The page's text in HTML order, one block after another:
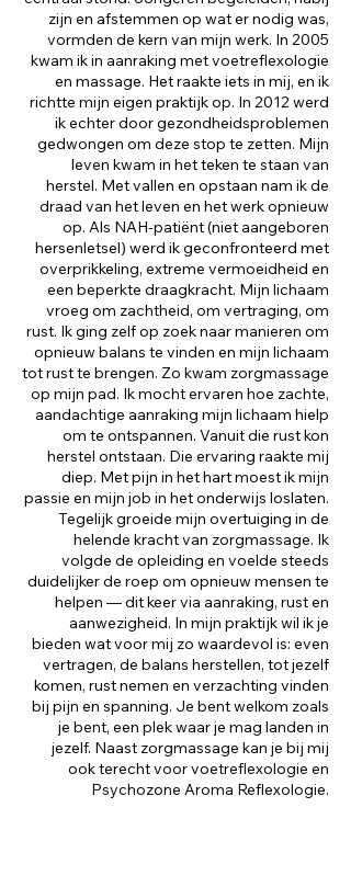
zijn en afstemmen op wat er nodig was,
vormden de kern van mijn werk. In 2005
kwam ik in aanraking met voetreflexologie
en massage. Het raakte iets in mij, en ik
richtte mijn eigen praktijk op. In 2012 werd
ik echter door gezondheidsproblemen
gedwongen om deze stop te zetten. Mijn
leven kwam in het teken te staan van
herstel. Met vallen en opstaan nam ik de
draad van het leven en het werk opnieuw
op. Als NAH-patiënt (niet aangeboren
hersenletsel) werd ik geconfronteerd met
overprikkeling, extreme vermoeidheid en
een beperkte draagkracht. Mijn lichaam
vroeg om zachtheid, om vertraging, om
rust. Ik ging zelf op zoek naar manieren om
opnieuw balans te vinden en mijn lichaam
tot rust te brengen. Zo kwam zorgmassage
op mijn pad. Ik mocht ervaren hoe zachte,
aandachtige aanraking mijn lichaam hielp
om te ontspannen. Vanuit die rust kon
herstel ontstaan. Die ervaring raakte mij
diep. Met pijn in het hart moest ik mijn
passie en mijn job in het onderwijs loslaten.
Tegelijk groeide mijn overtuiging in de
helende kracht van zorgmassage. Ik
volgde de opleiding en voelde steeds
duidelijker de roep om opnieuw mensen te
helpen — dit keer via aanraking, rust en
aanwezigheid. In mijn praktijk wil ik je
bieden wat voor mij zo waardevol is: even
vertragen, de balans herstellen, tot jezelf
komen, rust nemen en verzachting vinden
bij pijn en spanning. Je bent welkom zoals
je bent, een plek waar je mag landen in
jezelf. Naast zorgmassage kan je bij mij
ook terecht voor voetreflexologie en
Psychozone Aroma Reflexologie.